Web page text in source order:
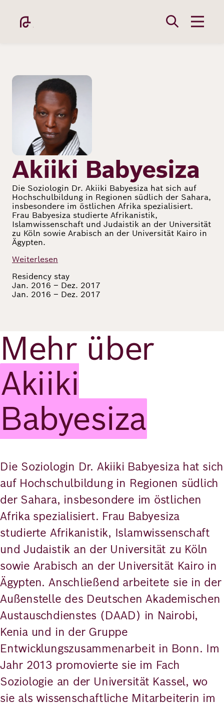
Inhalt
Academy
Fellowship
Fellows
Richard
von
Weizsäcker
Forum
Veranstaltungen
Perspectives
Deutsch Englisch
Bild
Akiiki Babyesiza
Die Soziologin Dr. Akiiki Babyesiza hat sich auf
Hochschulbildung in Regionen südlich der Sahara,
insbesondere im östlichen Afrika spezialisiert.
Frau Babyesiza studierte Afrikanistik,
Islamwissenschaft und Judaistik an der Universität
zu Köln sowie Arabisch an der Universität Kairo in
Ägypten.
Weiterlesen
Residency stay
Jan. 2016 – Dez. 2017
Jan. 2016 – Dez. 2017
Mehr über
Akiiki
Babyesiza
Die Soziologin Dr. Akiiki Babyesiza hat sich
auf Hochschulbildung in Regionen südlich
der Sahara, insbesondere im östlichen
Afrika spezialisiert. Frau Babyesiza
studierte Afrikanistik, Islamwissenschaft
und Judaistik an der Universität zu Köln
sowie Arabisch an der Universität Kairo in
Ägypten. Anschließend arbeitete sie in der
Außenstelle des Deutschen Akademischen
Austauschdienstes (DAAD) in Nairobi,
Kenia und in der Gruppe
Entwicklungszusammenarbeit in Bonn. Im
Jahr 2013 promovierte sie im Fach
Soziologie an der Universität Kassel, wo
sie als wissenschaftliche Mitarbeiterin im